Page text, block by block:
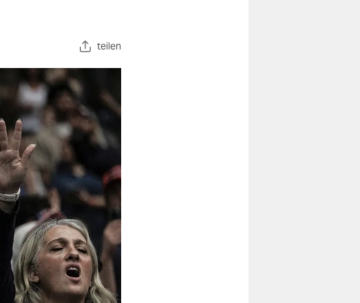
teilen